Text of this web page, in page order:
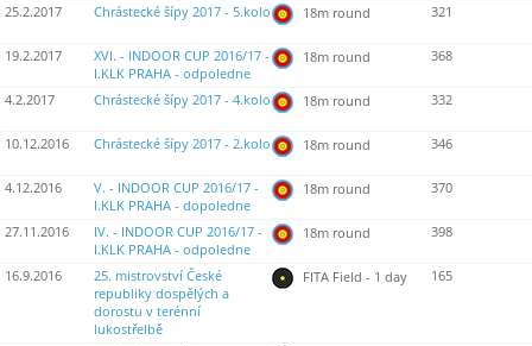
25.2.2017 Chrástecké šípy 2017 - 5.kolo 18m round 321
19.2.2017
XVI. - INDOOR CUP 2016/17 -
I.KLK PRAHA - odpoledne
18m round 368
4.2.2017 Chrástecké šípy 2017 - 4.kolo 18m round 332
10.12.2016 Chrástecké šípy 2017 - 2.kolo 18m round 346
4.12.2016
V. - INDOOR CUP 2016/17 -
I.KLK PRAHA - dopoledne
18m round 370
27.11.2016
IV. - INDOOR CUP 2016/17 -
I.KLK PRAHA - odpoledne
18m round 398
16.9.2016
25. mistrovství České
republiky dospělých a
dorostu v terénní
lukostřelbě
FITA Field - 1 day 165